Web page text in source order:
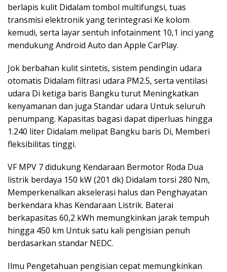
berlapis kulit Didalam tombol multifungsi, tuas
transmisi elektronik yang terintegrasi Ke kolom
kemudi, serta layar sentuh infotainment 10,1 inci yang
mendukung Android Auto dan Apple CarPlay.
Jok berbahan kulit sintetis, sistem pendingin udara
otomatis Didalam filtrasi udara PM2.5, serta ventilasi
udara Di ketiga baris Bangku turut Meningkatkan
kenyamanan dan juga Standar udara Untuk seluruh
penumpang. Kapasitas bagasi dapat diperluas hingga
1.240 liter Didalam melipat Bangku baris Di, Memberi
fleksibilitas tinggi.
VF MPV 7 didukung Kendaraan Bermotor Roda Dua
listrik berdaya 150 kW (201 dk) Didalam torsi 280 Nm,
Memperkenalkan akselerasi halus dan Penghayatan
berkendara khas Kendaraan Listrik. Baterai
berkapasitas 60,2 kWh memungkinkan jarak tempuh
hingga 450 km Untuk satu kali pengisian penuh
berdasarkan standar NEDC.
Ilmu Pengetahuan pengisian cepat memungkinkan